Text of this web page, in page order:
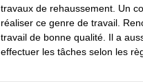
travaux de rehaussement. Un
réaliser ce genre de travail.
travail de bonne qualité. Il a
effectuer les tâches selon les